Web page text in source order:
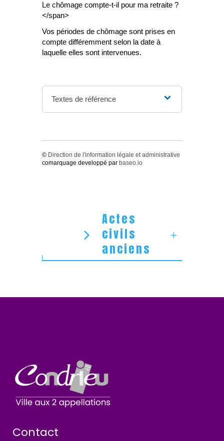
Le chômage compte-t-il pour ma retraite ?
</span>
Vos périodes de chômage sont prises en
compte différemment selon la date à
laquelle elles sont intervenues.
Textes de référence
© Direction de l'information légale et administrative
comarquage developpé par baseo.io
Actes
civils
anciens
Contact